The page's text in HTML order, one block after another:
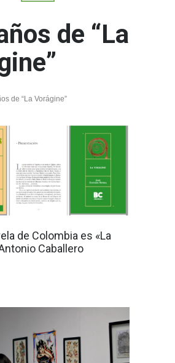
de “La
de “La Vorágine”
de Colombia es «La
Caballero